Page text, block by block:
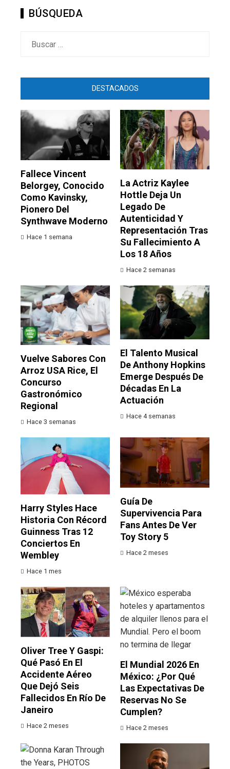
BÚSQUEDA
DESTACADOS
Fallece Vincent
Belorgey, Conocido
Como Kavinsky,
Pionero Del
Synthwave Moderno
Hace 1 semana
La Actriz Kaylee
Hottle Deja Un
Legado De
Autenticidad Y
Representación Tras
Su Fallecimiento A
Los 18 Años
Hace 2 semanas
Vuelve Sabores Con
Arroz USA Rice, El
Concurso
Gastronómico
Regional
Hace 3 semanas
El Talento Musical
De Anthony Hopkins
Emerge Después De
Décadas En La
Actuación
Hace 4 semanas
Harry Styles Hace
Historia Con Récord
Guinness Tras 12
Conciertos En
Wembley
Hace 1 mes
Guía De
Supervivencia Para
Fans Antes De Ver
Toy Story 5
Hace 2 meses
Oliver Tree Y Gaspi:
Qué Pasó En El
Accidente Aéreo
Que Dejó Seis
Fallecidos En Río De
Janeiro
Hace 2 meses
El Mundial 2026 En
México: ¿por Qué
Las Expectativas De
Reservas No Se
Cumplen?
Hace 2 meses